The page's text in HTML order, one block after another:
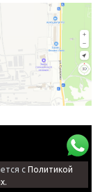
с Политикой